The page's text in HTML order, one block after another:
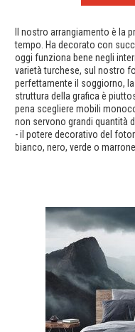
Il nostro arrangiamento è la
tempo. Ha decorato con
oggi funziona bene negli
varietà turchese, sul nostro
perfettamente il soggiorno,
struttura della grafica è
pena scegliere mobili
non servono grandi quantità
- il potere decorativo del
bianco, nero, verde o